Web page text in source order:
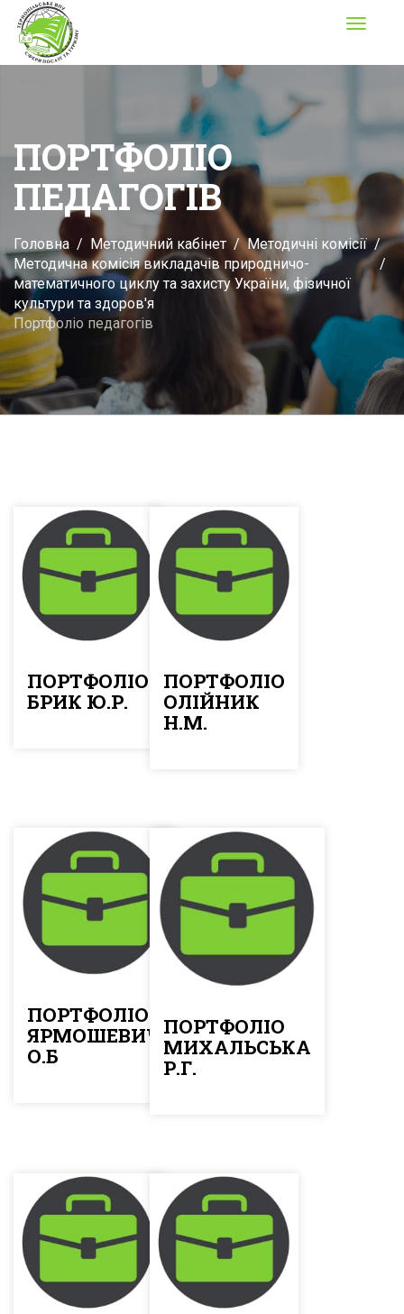
Toggle
ПОРТФОЛІО
ПЕДАГОГІВ
Головна Методичний кабінет
Методичні комісії
Методична комісія викладачів природничо-
математичного циклу та захисту України, фізичної
культури та здоров'я
Портфоліо педагогів
ПОРТФОЛІО
БРИК Ю.Р.
ПОРТФОЛІО
ОЛІЙНИК
Н.М.
ПОРТФОЛІО
ЯРМОШЕВИЧ
О.Б
ПОРТФОЛІО
МИХАЛЬСЬКА
Р.Г.